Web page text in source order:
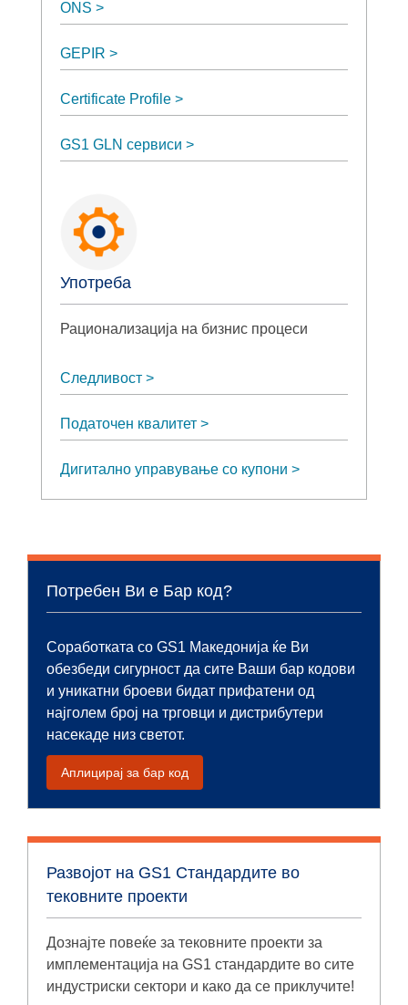
ONS
GEPIR
Certificate Profile
GS1 GLN сервиси
Употреба
Рационализација на бизнис процеси
Следливост
Податочен квалитет
Дигитално управување со купони
Потребен Ви е Бар код?
Соработката со GS1 Македонија ќе Ви
обезбеди сигурност да сите Ваши бар кодови
и уникатни броеви бидат прифатени од
најголем број на трговци и дистрибутери
насекаде низ светот.
Аплицирај за бар код
Развојот на GS1 Стандардите во
тековните проекти
Дознајте повеќе за тековните проекти за
имплементација на GS1 стандардите во сите
индустриски сектори и како да се приклучите!